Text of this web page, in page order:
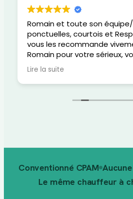
Romain et toute son
ponctuelles, courtois et
vous les recommande
Romain pour votre sérieux,
super gars, gentil,
responsable dans votre
Félicitations pour votre
Lire la suite
Conventionné CPAM
Le même chauffeur à